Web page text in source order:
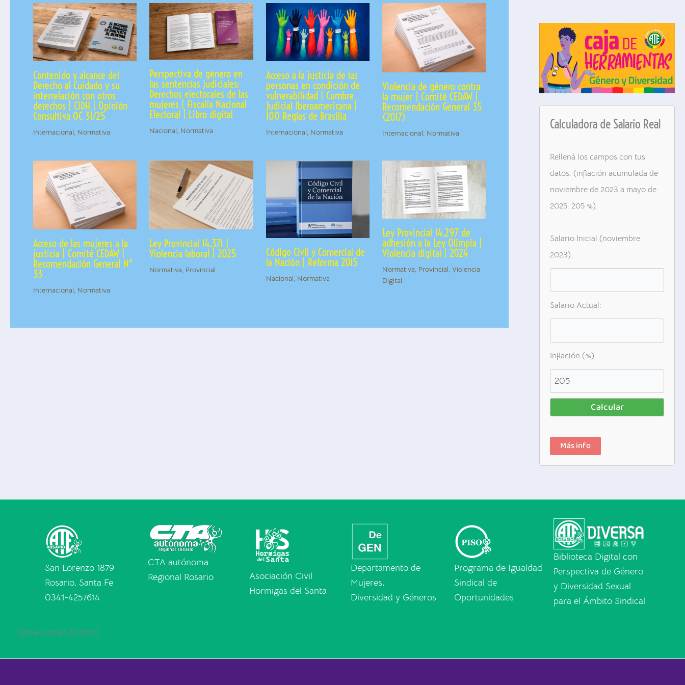
Contenido y alcance del
Derecho al Cuidado y su
interrelación con otros
derechos | CIDH | Opinión
Consultiva OC 31/25
Internacional, Normativa
Perspectiva de género en
las sentencias judiciales:
Derechos electorales de las
mujeres | Fiscalía Nacional
Electoral | Libro digital
Nacional, Normativa
Acceso a la justicia de las
personas en condición de
vulnerabilidad | Cumbre
Judicial Iberoamericana |
100 Reglas de Brasilia
Internacional, Normativa
Violencia de género contra
la mujer | Comité CEDAW |
Recomendación General 35
(2017)
Internacional Normativa
Acceso de las mujeres a la
justicia | Comité CEDAW |
Recomendación General N°
33
Internacional, Normativa
Ley Provincial 14.371 |
Violencia laboral | 2025
Normativa, Provincial
Código Civil y Comercial de
la Nación | Reforma 2015
Nacional, Normativa
Ley Provincial 14.297 de
adhesión a la Ley Olimpia |
Violencia digital | 2024
Normativa, Provincial, Violencia
Digital
Calculadora de Salario Real
Rellená los campos con tus
datos. (inflación acumulada de
noviembre de 2023 a mayo de
2025: 205 %).
Salario Inicial (noviembre
2023):
Salario Actual:
Inflación (%):
Calcular
Más info
San Lorenzo 1879
Rosario, Santa Fe
0341-4257614
CTA autónoma
Regional Rosario
Asociación Civil
Hormigas del Santa
Departamento de
Mujeres,
Diversidad y Géneros
Programa de Igualdad
Sindical de
Oportunidades
Biblioteca Digital con
Perspectiva de Género
y Diversidad Sexual
para el Ámbito Sindical
[pwa-install-button]